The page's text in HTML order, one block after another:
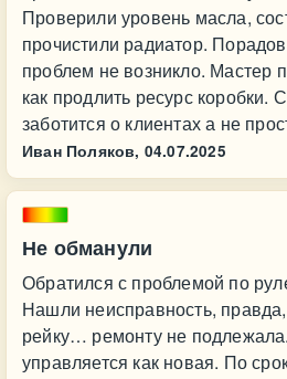
Проверили уровень масла,
прочистили радиатор.
проблем не возникло. Мастер
как продлить ресурс коробки.
заботится о клиентах а не
Иван Поляков, 04.07.2025
Не обманули
Обратился с проблемой по
Нашли неисправность,
рейку… ремонту не
управляется как новая. По